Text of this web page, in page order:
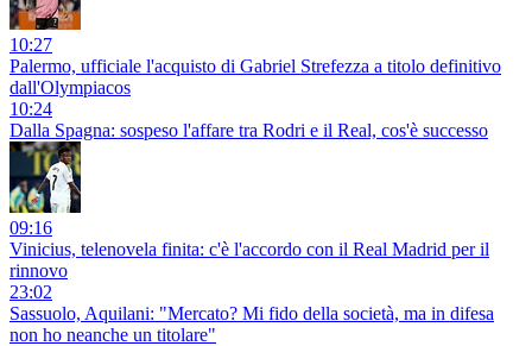
10:27
Palermo, ufficiale l'acquisto di Gabriel Strefezza a titolo definitivo
dall'Olympiacos
10:24
Dalla Spagna: sospeso l'affare tra Rodri e il Real, cos'è successo
09:16
Vinicius, telenovela finita: c'è l'accordo con il Real Madrid per il
rinnovo
23:02
Sassuolo, Aquilani: "Mercato? Mi fido della società, ma in difesa
non ho neanche un titolare"